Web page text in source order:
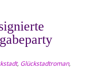
, Glückstadtroman,